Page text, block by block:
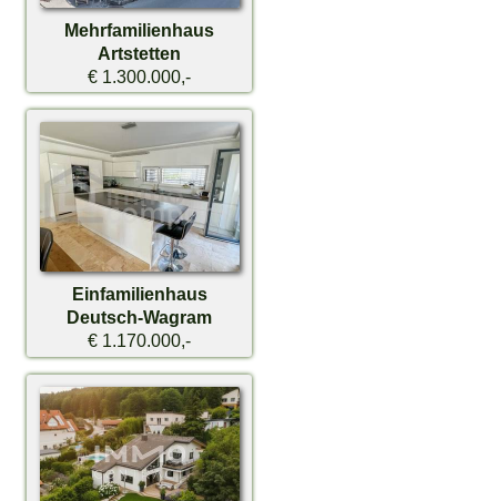
Mehrfamilienhaus
Artstetten
€ 1.300.000,-
Einfamilienhaus
Deutsch-Wagram
€ 1.170.000,-